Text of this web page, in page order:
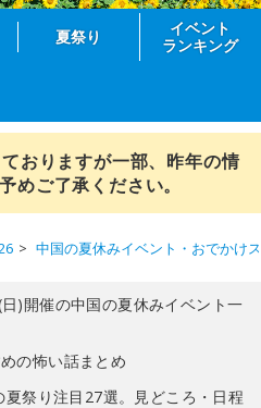
夏祭り
イベント
ランキング
おりますが一部、昨年の情
めご了承ください。
中国の夏休みイベント・おでかけ
)開催の中国の夏休みイベント一
の怖い話まとめ
夏祭り注目27選。見どころ・日程